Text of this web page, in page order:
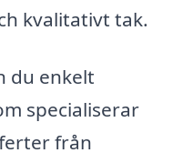
kvalitativt tak.
du enkelt
specialiserar
från